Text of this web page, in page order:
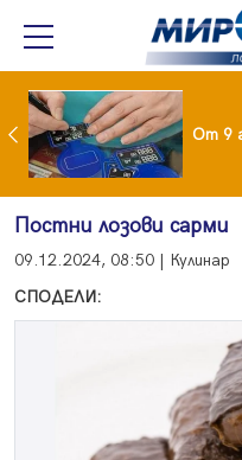
Проект за изграждане на 13-етажна "мегаджамия" разгневи жителите на Лондон
Постни лозови сарми
09.12.2024, 08:50 | Кулинар
СПОДЕЛИ: